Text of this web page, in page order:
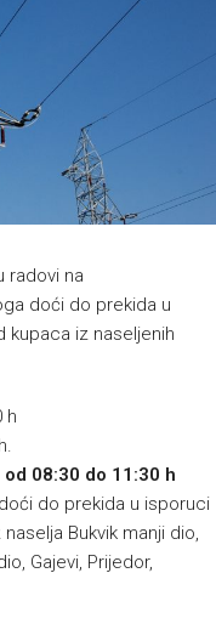
radovi na
doći do prekida u
kupaca iz naseljenih
h
08:30 do 11:30 h
do prekida u isporuci
Bukvik manji dio,
Gajevi, Prijedor,